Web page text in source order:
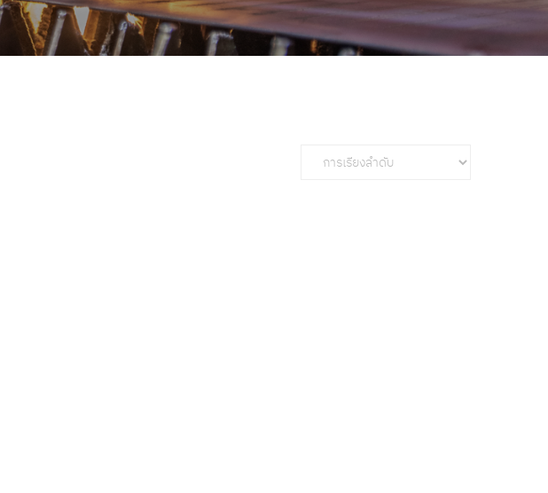
เครื่องลับคม และ เครื่อง EDM
เครื่องแปรรูปท่อ